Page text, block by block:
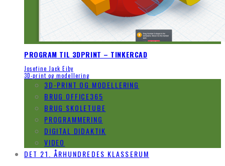
PROGRAM TIL 3DPRINT – TINKERCAD
Josefine Jack Eiby
3D-print og modellering
3D-PRINT OG MODELLERING
BRUG OFFICE365
BRUG SKOLETUBE
PROGRAMMERING
DIGITAL DIDAKTIK
VIDEO
DET 21. ÅRHUNDREDES KLASSERUM